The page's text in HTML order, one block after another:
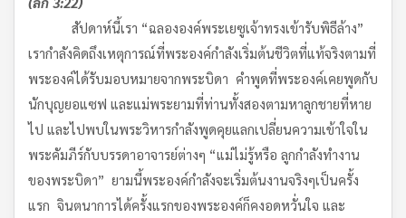
สัปดาห์นี้เรา “ฉลององค์พระเยซูเจ้าทรงเข้ารับพิธีล้าง”
เรากำลังคิดถึงเหตุการณ์ที่พระองค์กำลังเริ่มต้นชีวิตที่แท้จริงตามที่
พระองค์ได้รับมอบหมายจากพระบิดา คำพูดที่พระองค์เคยพูดกับ
นักบุญยอแซฟ และแม่พระยามที่ท่านทั้งสองตามหาลูกชายที่หาย
ไป และไปพบในพระวิหารกำลังพูดคุยแลกเปลี่ยนความเข้าใจใน
พระคัมภีร์กับบรรดาอาจารย์ต่างๆ “แม่ไม่รู้หรือ ลูกกำลังทำงาน
ของพระบิดา” ยามนี้พระองค์กำลังจะเริ่มต้นงานจริงๆเป็นครั้ง
แรก จินตนาการได้ครั้งแรกของพระองค์ก็คงอดหวั่นใจ และ